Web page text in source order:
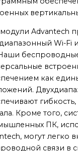
Advantech
Wi-Fi
как
Кроме того,
ПК,
могут легко
связи в